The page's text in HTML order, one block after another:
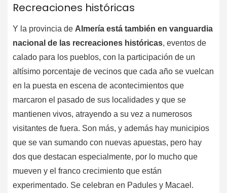
Recreaciones históricas
Y la provincia de Almería está también en vanguardia
nacional de las recreaciones históricas, eventos de
calado para los pueblos, con la participación de un
altísimo porcentaje de vecinos que cada año se vuelcan
en la puesta en escena de acontecimientos que
marcaron el pasado de sus localidades y que se
mantienen vivos, atrayendo a su vez a numerosos
visitantes de fuera. Son más, y además hay municipios
que se van sumando con nuevas apuestas, pero hay
dos que destacan especialmente, por lo mucho que
mueven y el franco crecimiento que están
experimentado. Se celebran en Padules y Macael.